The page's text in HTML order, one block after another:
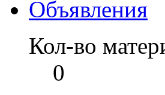
Объявления
Кол-во
0